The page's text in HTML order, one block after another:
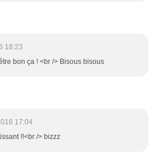
18:23
bon ça ! <br /> Bisous bisous
17:04
!!<br /> bizzz